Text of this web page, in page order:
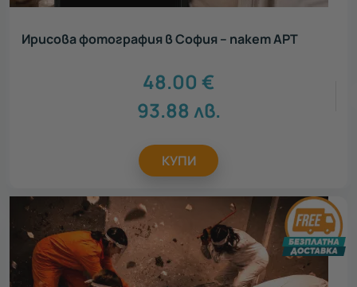
Ирисова фотография в София – пакет АРТ
48.00 €
93.88 лв.
КУПИ